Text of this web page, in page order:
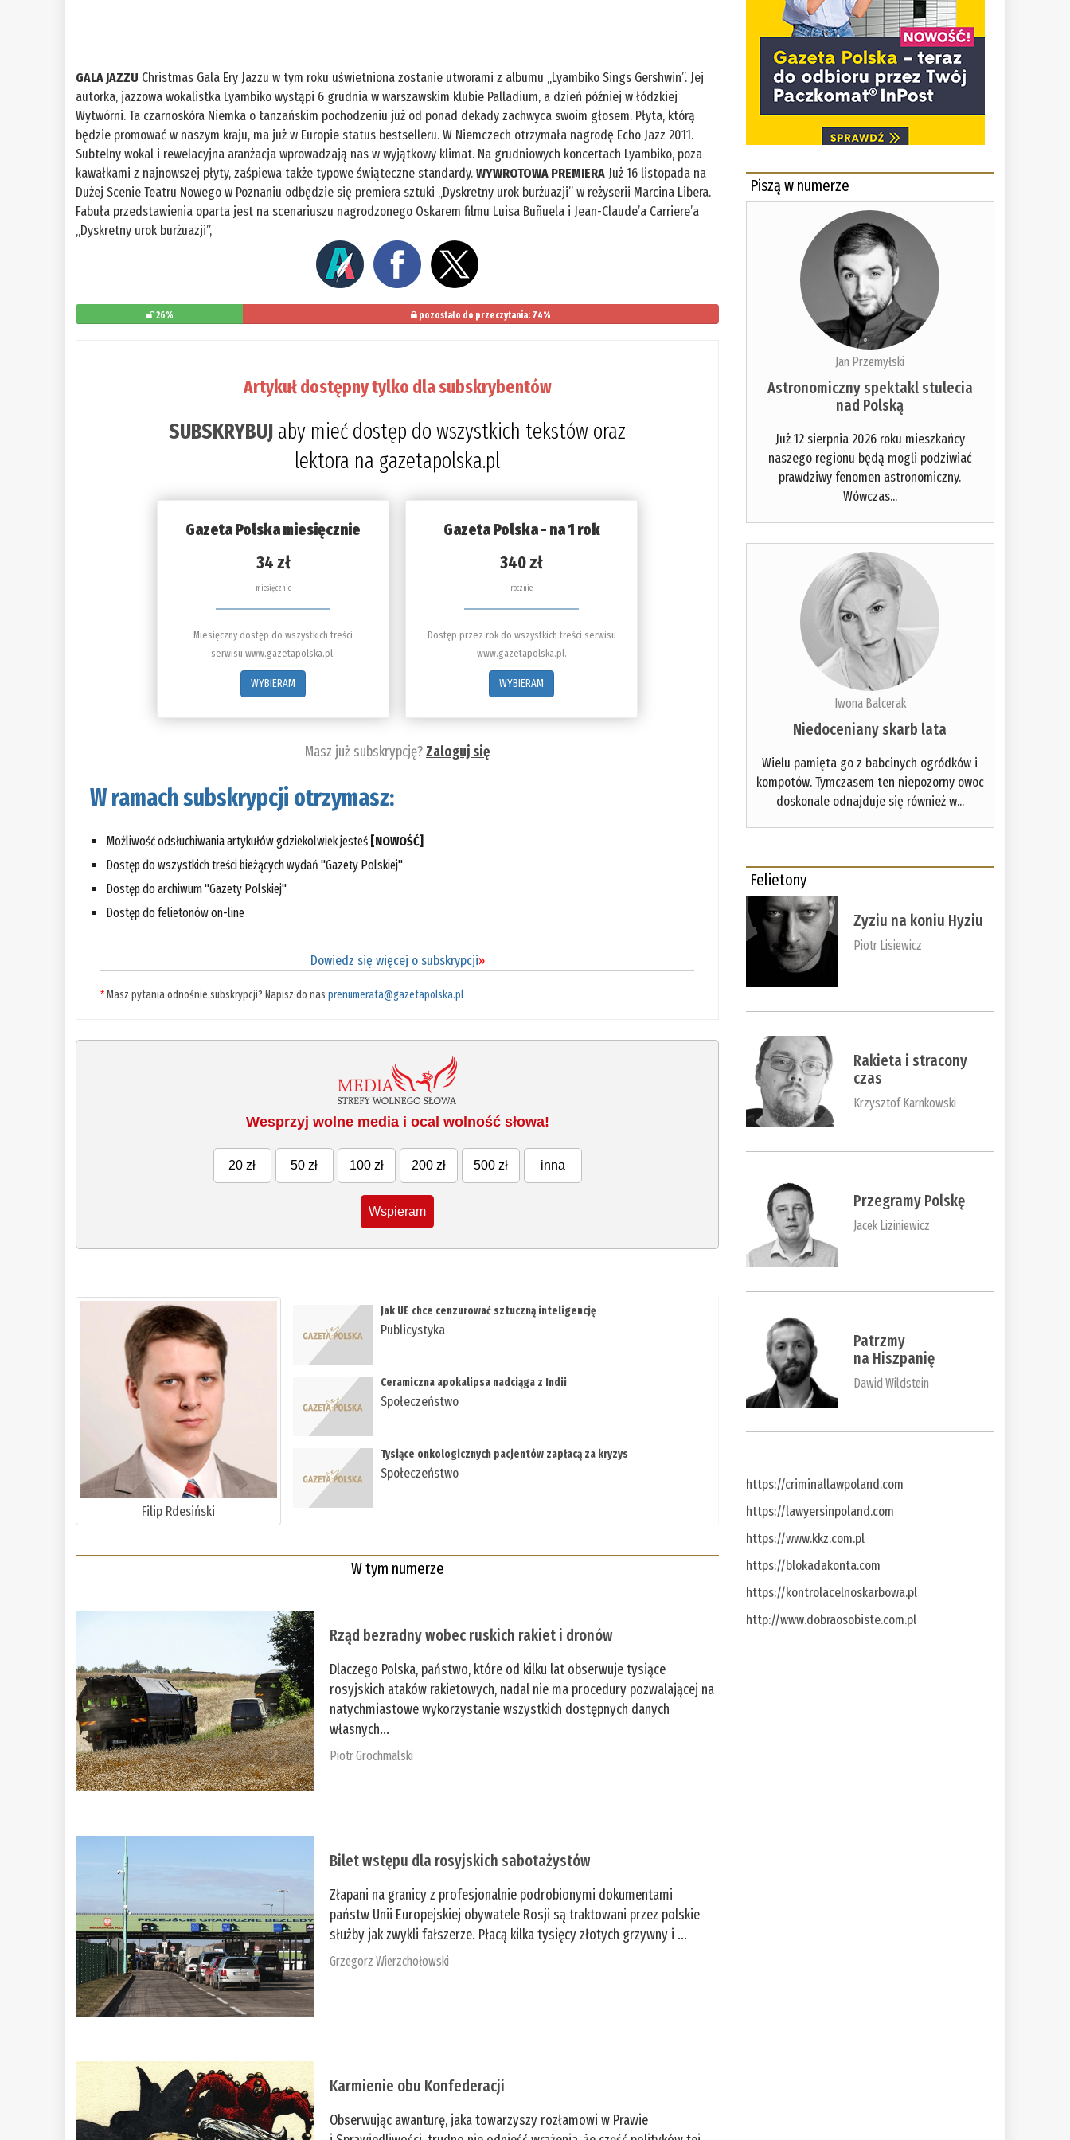
GALA JAZZU Christmas Gala Ery Jazzu w tym roku uświetniona zostanie utworami z albumu „Lyambiko Sings Gershwin”. Jej
autorka, jazzowa wokalistka Lyambiko wystąpi 6 grudnia w warszawskim klubie Palladium, a dzień później w łódzkiej
Wytwórni. Ta czarnoskóra Niemka o tanzańskim pochodzeniu już od ponad dekady zachwyca swoim głosem. Płyta, którą
będzie promować w naszym kraju, ma już w Europie status bestselleru. W Niemczech otrzymała nagrodę Echo Jazz 2011.
Subtelny wokal i rewelacyjna aranżacja wprowadzają nas w wyjątkowy klimat. Na grudniowych koncertach Lyambiko, poza
kawałkami z najnowszej płyty, zaśpiewa także typowe świąteczne standardy.WYWROTOWA PREMIERAJuż 16 listopada na
Dużej Scenie Teatru Nowego w Poznaniu odbędzie się premiera sztuki „Dyskretny urok burżuazji” w reżyserii Marcina Libera.
Fabuła przedstawienia oparta jest na scenariuszu nagrodzonego Oskarem filmu Luisa Buñuela i Jean-Claude’a Carriere’a
„Dyskretny urok burżuazji”,
26% pozostało do przeczytania: 74%
Artykuł dostępny tylko dla subskrybentów
SUBSKRYBUJ aby mieć dostęp do wszystkich tekstów oraz
lektora na gazetapolska.pl
Gazeta Polska miesięcznie
34 zł
miesięcznie
Miesięczny dostęp do wszystkich treści
serwisu www.gazetapolska.pl.
WYBIERAM
Gazeta Polska - na 1 rok
340 zł
rocznie
Dostęp przez rok do wszystkich treści serwisu
www.gazetapolska.pl.
WYBIERAM
Masz już subskrypcję?Zaloguj się
W ramach subskrypcji otrzymasz:
Możliwość odsłuchiwania artykułów gdziekolwiek jesteś [NOWOŚĆ]
Dostęp do wszystkich treści bieżących wydań "Gazety Polskiej"
Dostęp do archiwum "Gazety Polskiej"
Dostęp do felietonów on-line
Dowiedz się więcej o subskrypcji»
*Masz pytania odnośnie subskrypcji? Napisz do nasprenumerata@gazetapolska.pl
Wesprzyj wolne media i ocal wolność słowa!
20 zł 50 zł 100 zł 200 zł 500 zł inna
Wspieram
Filip Rdesiński
Jak UE chce cenzurować sztuczną inteligencję
Publicystyka
Ceramiczna apokalipsa nadciąga z Indii
Społeczeństwo
Tysiące onkologicznych pacjentów zapłacą za kryzys
Społeczeństwo
W tym numerze
Rząd bezradny wobec ruskich rakiet i dronów
Dlaczego Polska, państwo, które od kilku lat obserwuje tysiące
rosyjskich ataków rakietowych, nadal nie ma procedury pozwalającej na
natychmiastowe wykorzystanie wszystkich dostępnych danych
własnych...
Piotr Grochmalski
Bilet wstępu dla rosyjskich sabotażystów
Złapani na granicy z profesjonalnie podrobionymi dokumentami
państw Unii Europejskiej obywatele Rosji są traktowani przez polskie
służby jak zwykli fałszerze. Płacą kilka tysięcy złotych grzywny i ...
Grzegorz Wierzchołowski
Karmienie obu Konfederacji
Obserwując awanturę, jaka towarzyszy rozłamowi w Prawie
Piszą w numerze
Jan Przemyłski
Astronomiczny spektakl stulecia
nad Polską
Już 12 sierpnia 2026 roku mieszkańcy
naszego regionu będą mogli podziwiać
prawdziwy fenomen astronomiczny.
Wówczas...
Iwona Balcerak
Niedoceniany skarb lata
Wielu pamięta go z babcinych ogródków i
kompotów. Tymczasem ten niepozorny owoc
doskonale odnajduje się również w...
Felietony
Zyziu na koniu Hyziu
Piotr Lisiewicz
Rakieta i stracony
czas
Krzysztof Karnkowski
Przegramy Polskę
Jacek Liziniewicz
Patrzmy
na Hiszpanię
Dawid Wildstein
https://criminallawpoland.com
https://lawyersinpoland.com
https://www.kkz.com.pl
https://blokadakonta.com
https://kontrolacelnoskarbowa.pl
http://www.dobraosobiste.com.pl